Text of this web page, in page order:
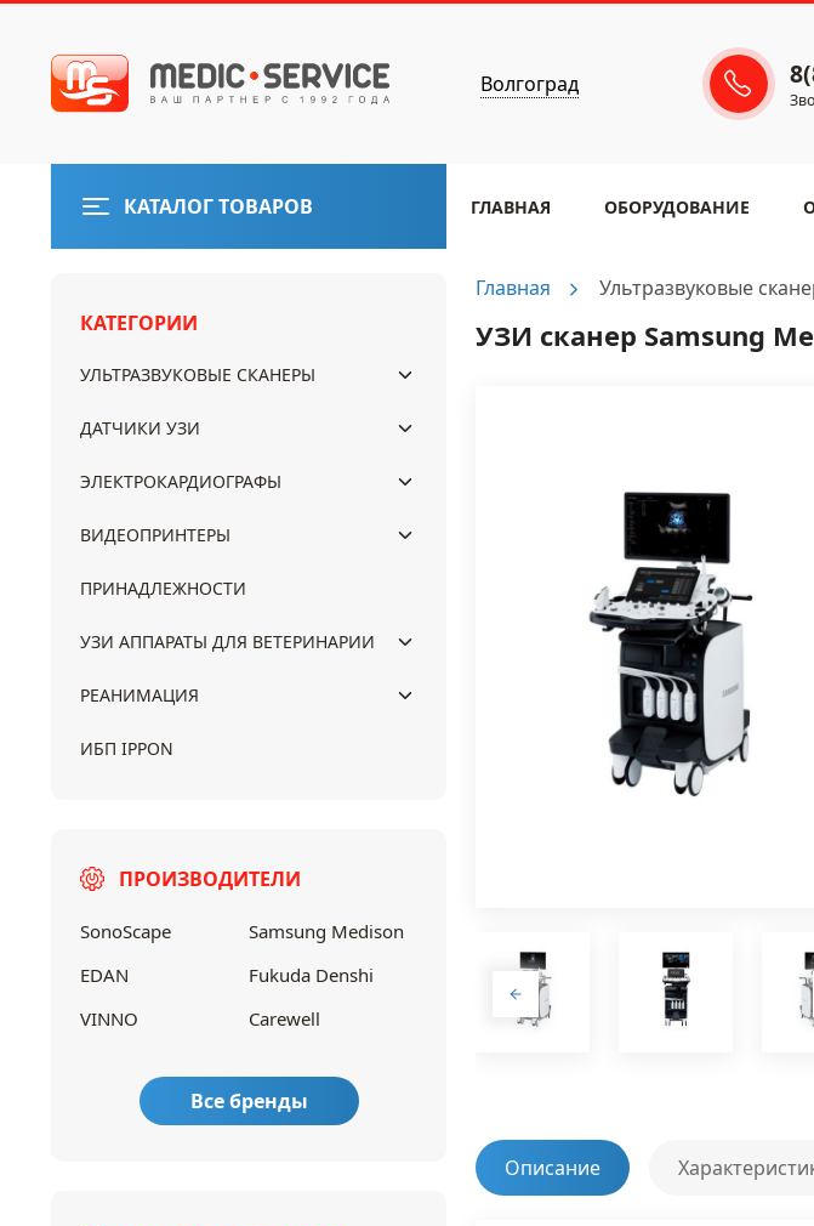
Волгоград
КАТАЛОГ ТОВАРОВ ГЛАВНАЯ ОБОРУДОВАНИЕ
КАТЕГОРИИ
УЛЬТРАЗВУКОВЫЕ СКАНЕРЫ
ДАТЧИКИ УЗИ
ЭЛЕКТРОКАРДИОГРАФЫ
ВИДЕОПРИНТЕРЫ
ПРИНАДЛЕЖНОСТИ
УЗИ АППАРАТЫ ДЛЯ ВЕТЕРИНАРИИ
РЕАНИМАЦИЯ
ИБП IPPON
ПРОИЗВОДИТЕЛИ
SonoScape
Samsung Medison
EDAN
Fukuda Denshi
VINNO
Carewell
Все бренды
Главная Ультразвуковые
УЗИ сканер Samsung
Описание